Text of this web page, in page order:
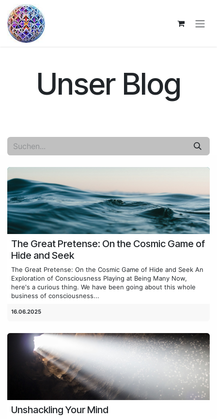
Zum Inhalt springen
Unser Blog
The Great Pretense: On the Cosmic Game of
Hide and Seek
The Great Pretense: On the Cosmic Game of Hide and Seek An
Exploration of Consciousness Playing at Being Many Now,
here's a curious thing. We have been going about this whole
business of consciousness...
16.06.2025
Unshackling Your Mind